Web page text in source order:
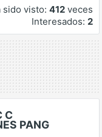
sido visto: 412 veces
Interesados: 2
C
PANG